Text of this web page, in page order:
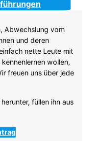
Abwechslung vom
und deren
nette Leute mit
wollen,
freuen uns über jede
füllen ihn aus